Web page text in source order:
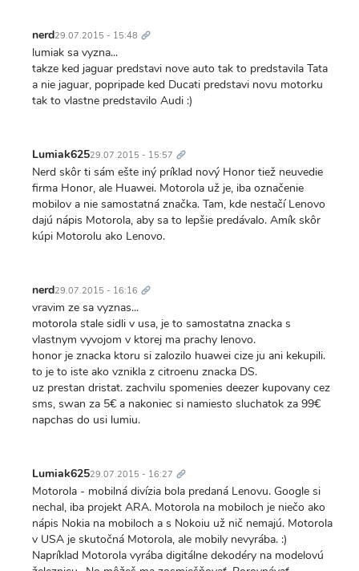
nerd29.07.2015 - 15:48 odkaz
lumiak sa vyzna...
takze ked jaguar predstavi nove auto tak to predstavila Tata
a nie jaguar, popripade ked Ducati predstavi novu motorku
tak to vlastne predstavilo Audi :)
Lumiak62529.07.2015 - 15:57 odkaz
Nerd skôr ti sám ešte iný príklad nový Honor tiež neuvedie
firma Honor, ale Huawei. Motorola už je, iba označenie
mobilov a nie samostatná značka. Tam, kde nestačí Lenovo
dajú nápis Motorola, aby sa to lepšie predávalo. Amík skôr
kúpi Motorolu ako Lenovo.
nerd29.07.2015 - 16:16 odkaz
vravim ze sa vyznas...
motorola stale sidli v usa, je to samostatna znacka s
vlastnym vyvojom v ktorej ma prachy lenovo.
honor je znacka ktoru si zalozilo huawei cize ju ani kekupili.
to je to iste ako vznikla z citroenu znacka DS.
uz prestan dristat. zachvilu spomenies deezer kupovany cez
sms, swan za 5€ a nakoniec si namiesto sluchatok za 99€
napchas do usi lumiu.
Lumiak62529.07.2015 - 16:27 odkaz
Motorola - mobilná divízia bola predaná Lenovu. Google si
nechal, iba projekt ARA. Motorola na mobiloch je niečo ako
nápis Nokia na mobiloch a s Nokoiu už nič nemajú. Motorola
v USA je skutočná Motorola, ale mobily nevyrába. :)
Napríklad Motorola vyrába digitálne dekodéry na modelovú